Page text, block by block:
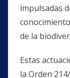
impulsadas
de la
Estas
la Orden